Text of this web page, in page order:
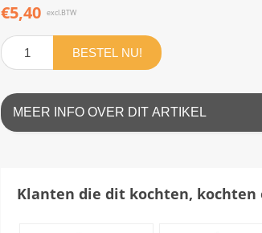
€5,40 excl.BTW
BESTEL NU!
MEER INFO OVER DIT ARTIKEL
Klanten die dit kochten, kochten